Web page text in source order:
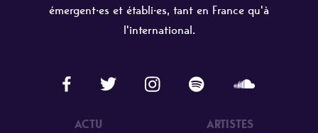
émergent·es et établi·es, tant en France qu'à
l'international.
ACTU ARTISTES